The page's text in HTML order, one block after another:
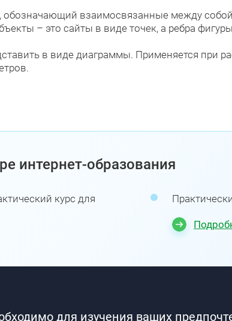
обозначающий взаимосвязанные между
– это сайты в виде точек, а ребра
в виде диаграммы. Применяется при
интернет-образования
курс для
для изучения ваших